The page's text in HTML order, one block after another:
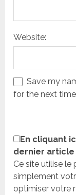
Website:
Save my
for the next
En cliquant
dernier article
Ce site utilise le
simplement
optimiser votre